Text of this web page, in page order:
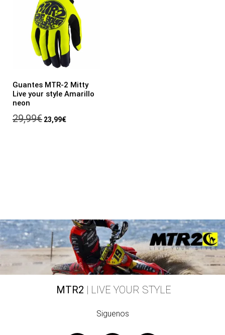
Guantes MTR-2 Mitty
Live your style Amarillo
neon
29,99€ 23,99€
MTR2 | LIVE YOUR STYLE
Siguenos